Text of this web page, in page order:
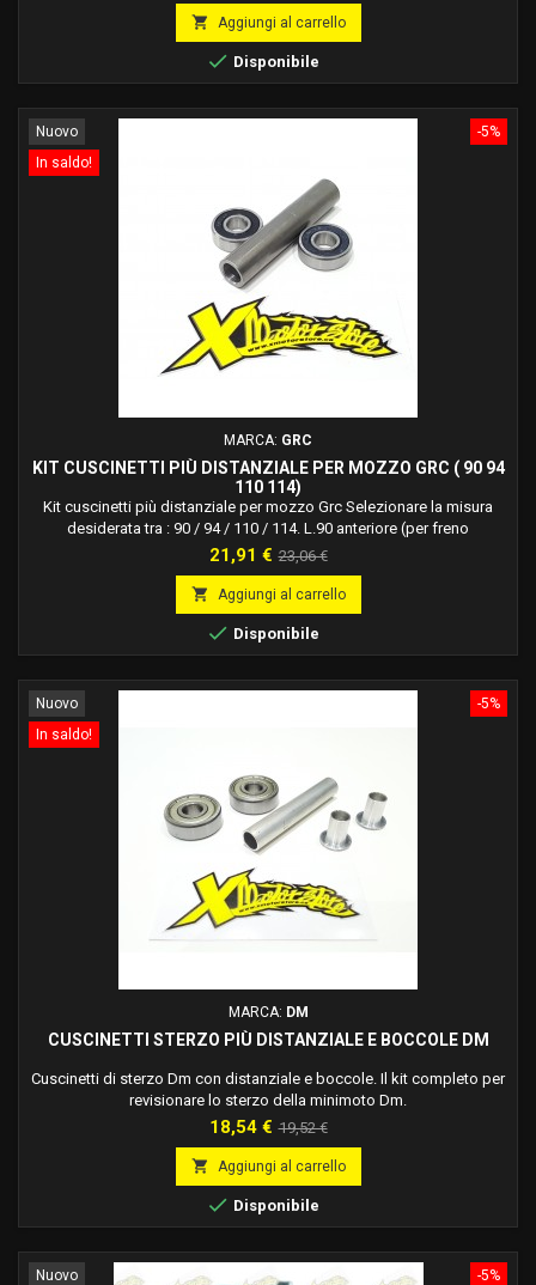
base
 Aggiungi al carrello
 Disponibile
-5%
Nuovo
In saldo!
MARCA: GRC
KIT CUSCINETTI PIÙ DISTANZIALE PER MOZZO GRC ( 90 94
110 114)
Kit cuscinetti più distanziale per mozzo Grc Selezionare la misura
desiderata tra : 90 / 94 / 110 / 114. L.90 anteriore (per freno
meccanico) L.94 anteriore (per freno idraulico-meccanico)
L.111 posteriore (per freno meccanico) L.114 posteriore (per freno
idraulico)
Prezzo
21,91 € Prezzo
base
23,06 €
 Aggiungi al carrello
 Disponibile
-5%
Nuovo
In saldo!
MARCA: DM
CUSCINETTI STERZO PIÙ DISTANZIALE E BOCCOLE DM
Cuscinetti di sterzo Dm con distanziale e boccole. Il kit completo per
revisionare lo sterzo della minimoto Dm.
Prezzo
18,54 € Prezzo
base
19,52 €
 Aggiungi al carrello
 Disponibile
-5%
Nuovo